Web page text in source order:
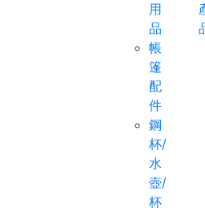
用
品
帳
篷
配
件
鋼
杯/
水
壺/
杯